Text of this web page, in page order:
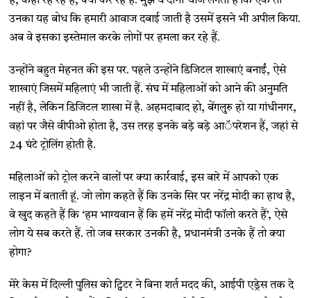
उनका यह बोध कि हमारी आवाज दबाई जाती है उसमें इसने भी अपील किया.
अब वे इसका इस्तेमाल करके लोगों पर हमला कर रहे हैं.
उन्होंने बहुत मेहनत की इस पर. पहले उन्होंने डिजिटल शाखाएं बनाईं, ऐसे
शाखाएं जिसमें महिलाएं भी जाती हैं. संघ में महिलाओं को आने की अनुमति
नहीं है, लेकिन डिजिटल शाखा में है. अहमदाबाद हो, बेंगलुरु हो या गांधीनगर,
वहां पर जैसे वीपीओ होता है, उस तरह इनके बड़े बड़े आॅपरेशन हैं, जहां से
24 घंटे ट्रोलिंग होती है.
महिलाओं को ट्रोल करने वालों पर क्या कार्रवाई, इस बारे में आपको एक
लाइन में बताती हूं. जो लोग कहते हैं कि उनके सिर पर नरेंद्र मोदी का हाथ है,
वे खुद कहते हैं कि ‘हम भाग्यवान हैं कि हमें नरेंद्र मोदी फॉलो करते हैं’, ऐसे
लोग ये सब करते हैं. तो जब सरकार उनकी है, प्रधानमंत्री उनके हैं तो क्या
होगा?
मेरे केस में दिल्ली पुलिस को ट्विटर ने बिना शर्त मदद की, आईपी एड्रेस तक दे